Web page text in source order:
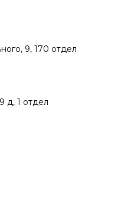
9, 170 отдел
д, 1 отдел